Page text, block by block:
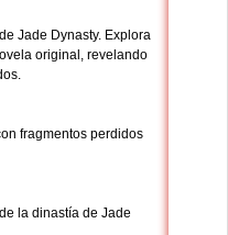
Jade Dynasty. Explora
original, revelando
fragmentos perdidos
la dinastía de Jade